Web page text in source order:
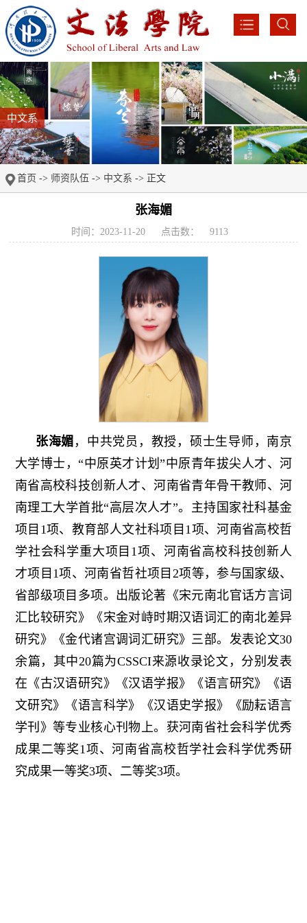
中文系
首页 -> 师资队伍 -> 中文系 -> 正文
张海媚
时间：2023-11-20 点击数： 9113
张海媚 ，中共党员，教授，硕士生导师，南京
大学博士，“中原英才计划”中原青年拔尖人才、河
南省高校科技创新人才、河南省青年骨干教师、河
南理工大学首批“高层次人才”。主持国家社科基金
项目1项、教育部人文社科项目1项、河南省高校哲
学社会科学重大项目1项、河南省高校科技创新人
才项目1项、河南省哲社项目2项等，参与国家级、
省部级项目多项。出版论著《宋元南北官话方言词
汇比较研究》《宋金对峙时期汉语词汇的南北差异
研究》《金代诸宫调词汇研究》三部。发表论文30
余篇，其中20篇为CSSCI来源收录论文，分别发表
在《古汉语研究》《汉语学报》《语言研究》《语
文研究》《语言科学》《汉语史学报》《励耘语言
学刊》等专业核心刊物上。获河南省社会科学优秀
成果二等奖1项、河南省高校哲学社会科学优秀研
究成果一等奖3项、二等奖3项。